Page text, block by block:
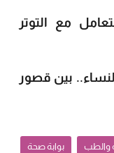
مع التوتر
بين قصور
والطب بوابة صحة